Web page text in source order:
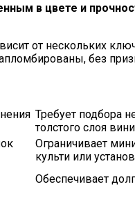
в цвете и
от нескольких
без
Требует подбора
толстого слоя
Ограничивает
культи или
Обеспечивает